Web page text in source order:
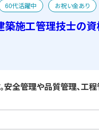
60代活躍中 お祝い金あり
築施工管理技士の資
全管理や品質管理、工